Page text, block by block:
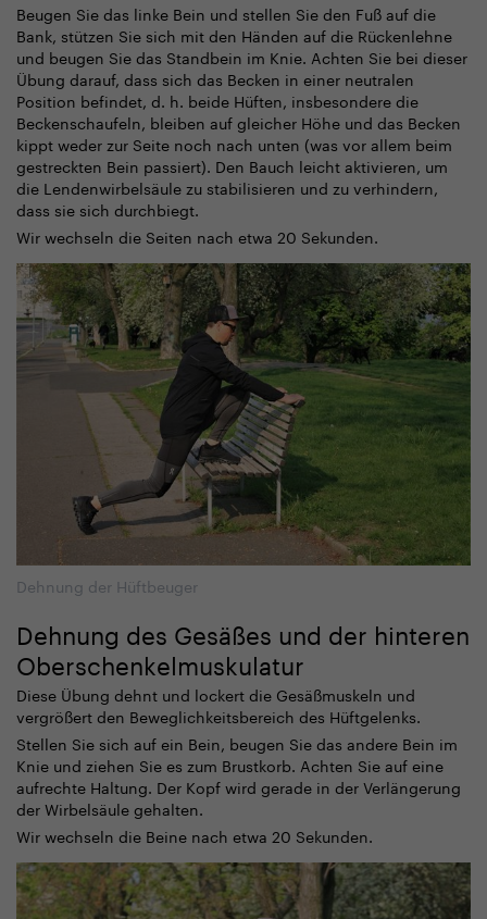
Beugen Sie das linke Bein und stellen Sie den Fuß auf die
Bank, stützen Sie sich mit den Händen auf die Rückenlehne
und beugen Sie das Standbein im Knie. Achten Sie bei dieser
Übung darauf, dass sich das Becken in einer neutralen
Position befindet, d. h. beide Hüften, insbesondere die
Beckenschaufeln, bleiben auf gleicher Höhe und das Becken
kippt weder zur Seite noch nach unten (was vor allem beim
gestreckten Bein passiert). Den Bauch leicht aktivieren, um
die Lendenwirbelsäule zu stabilisieren und zu verhindern,
dass sie sich durchbiegt.
Wir wechseln die Seiten nach etwa 20 Sekunden.
Dehnung der Hüftbeuger
Dehnung des Gesäßes und der hinteren
Oberschenkelmuskulatur
Diese Übung dehnt und lockert die Gesäßmuskeln und
vergrößert den Beweglichkeitsbereich des Hüftgelenks.
Stellen Sie sich auf ein Bein, beugen Sie das andere Bein im
Knie und ziehen Sie es zum Brustkorb. Achten Sie auf eine
aufrechte Haltung. Der Kopf wird gerade in der Verlängerung
der Wirbelsäule gehalten.
Wir wechseln die Beine nach etwa 20 Sekunden.